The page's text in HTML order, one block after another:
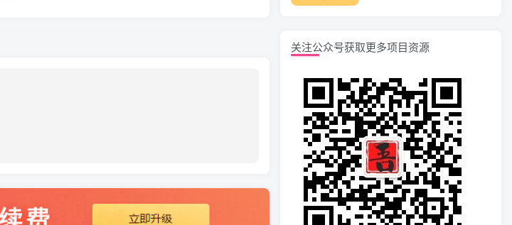
关注公众号获取更多项目资源